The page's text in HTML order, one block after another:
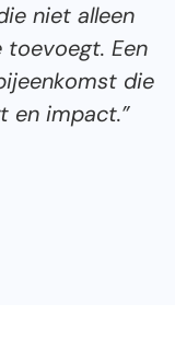
niet alleen
Een
die
en impact.”